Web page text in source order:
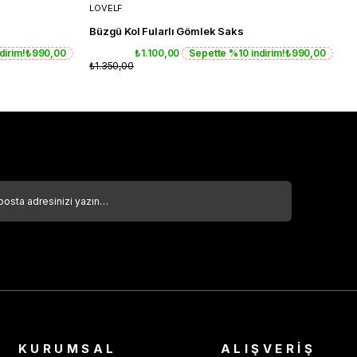
₺990,00
LOVELF
Büzgü Kol Fularlı Gömlek Saks
₺1.100,00 Sepette %10 indirim!₺990,00
₺1.350,00
KURUMSAL ALIŞVERİŞ